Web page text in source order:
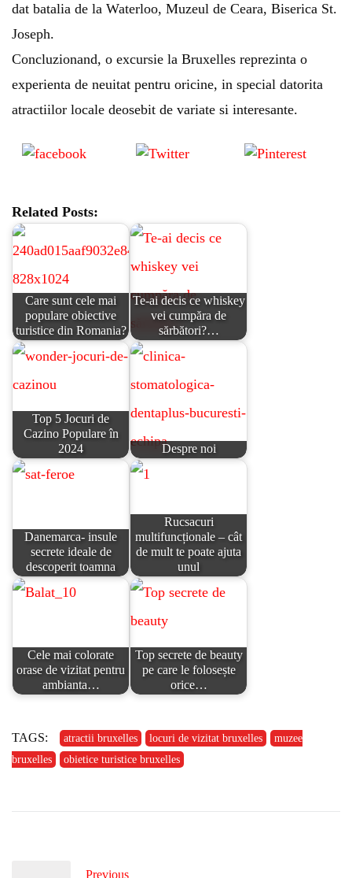
dat batalia de la Waterloo, Muzeul de Ceara, Biserica St.
Joseph.
Concluzionand, o excursie la Bruxelles reprezinta o
experienta de neuitat pentru oricine, in special datorita
atractiilor locale deosebit de variate si interesante.
Tweet
Related Posts:
Care sunt cele mai
populare obiective
turistice din Romania?
Te-ai decis ce whiskey
vei cumpăra de
sărbători?…
Top 5 Jocuri de
Cazino Populare în
2024
Despre noi
Danemarca- insule
secrete ideale de
descoperit toamna
Rucsacuri
multifuncționale – cât
de mult te poate ajuta
unul
Cele mai colorate
orase de vizitat pentru
ambianta…
Top secrete de beauty
pe care le folosește
orice…
TAGS: atractii bruxelles locuri de vizitat bruxelles
muzee
bruxelles
obietice turistice bruxelles
Previous